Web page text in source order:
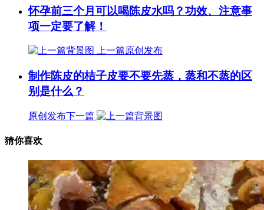
怀孕前三个月可以喝陈皮水吗？功效、注意事
项一定要了解！
上一篇原创发布
制作陈皮的桔子皮要不要先蒸，蒸和不蒸的区
别是什么？
原创发布下一篇
猜你喜欢